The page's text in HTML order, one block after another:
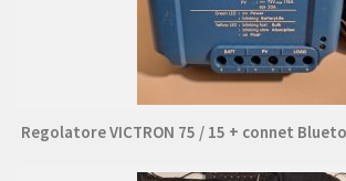
Regolatore VICTRON 75 / 15 + connet